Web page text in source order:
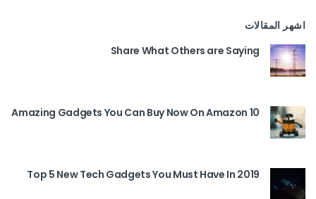
اشهر المقالات
Share What Others are Saying
10 Amazing Gadgets You Can Buy Now On Amazon
Top 5 New Tech Gadgets You Must Have In 2019